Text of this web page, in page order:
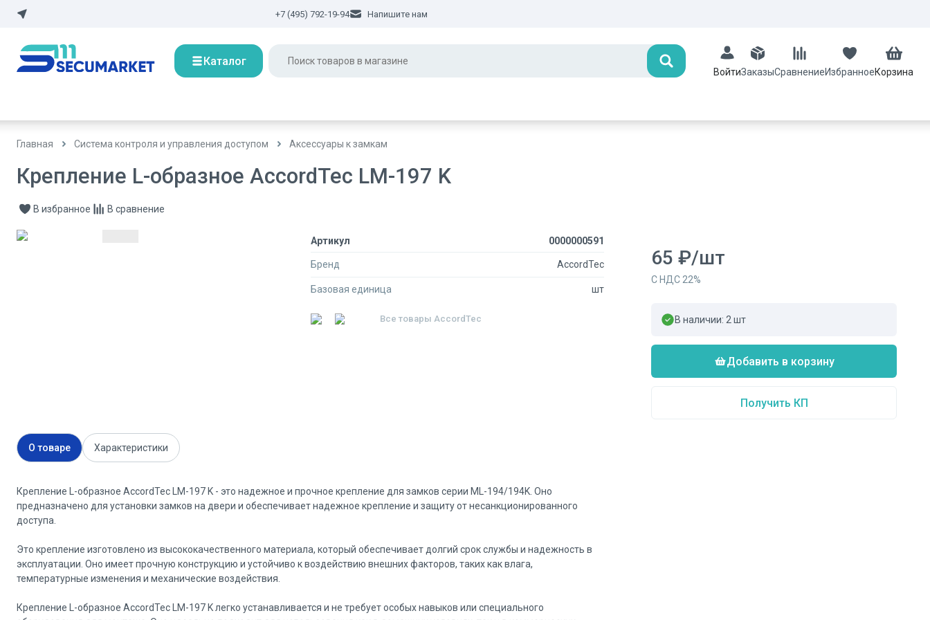
+7 (495) 792-19-94 Напишите нам
Каталог Поиск
ВойтиЗаказыСравнениеИзбранноеКорзина
Главная Система контроля и управления доступом Аксессуары к замкам
Крепление L-образное AccordTec LM-197 K
В избранное В сравнение
Артикул 0000000591
Бренд AccordTec
Базовая единица шт
Все товары AccordTec
О товаре Характеристики
Крепление L-образное AccordTec LM-197 K - это надежное и прочное крепление для замков серии ML-194/194K. Оно
предназначено для установки замков на двери и обеспечивает надежное крепление и защиту от несанкционированного
доступа.
Это крепление изготовлено из высококачественного материала, который обеспечивает долгий срок службы и надежность в
эксплуатации. Оно имеет прочную конструкцию и устойчиво к воздействию внешних факторов, таких как влага,
температурные изменения и механические воздействия.
Крепление L-образное AccordTec LM-197 K легко устанавливается и не требует особых навыков или специального
65 ₽/шт
С НДС 22%
В наличии: 2 шт
Добавить в корзину
Получить КП